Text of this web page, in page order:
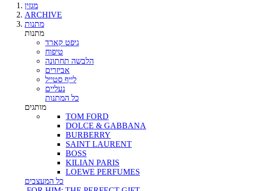
מגזין
ARCHIVE
מתנות
מתנות
גיפט קארד
טיפוח
הלבשה תחתונה
אביזרים
לייף סטייל
נעליים
כל המתנות
מותגים
TOM FORD
DOLCE & GABBANA
BURBERRY
SAINT LAURENT
BOSS
KILIAN PARIS
LOEWE PERFUMES
כל המעצבים